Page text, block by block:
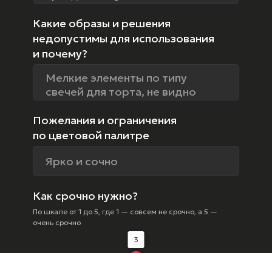
Какие образы и решения
недопустимы для использования
и почему?
Пожелания и ограничения
по цветовой палитре
Как срочно нужно?
По шкале от 1 до 5, где 1 — совсем не срочно, а 5 —
очень срочно
3